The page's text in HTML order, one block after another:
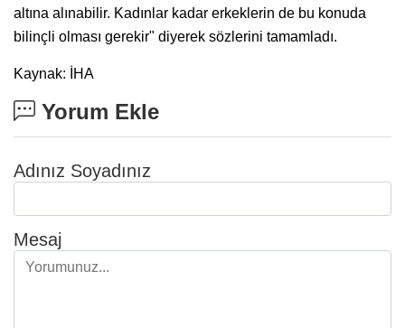
altına alınabilir. Kadınlar kadar erkeklerin de bu konuda
bilinçli olması gerekir" diyerek sözlerini tamamladı.
Kaynak: İHA
Yorum Ekle
Adınız Soyadınız
Mesaj